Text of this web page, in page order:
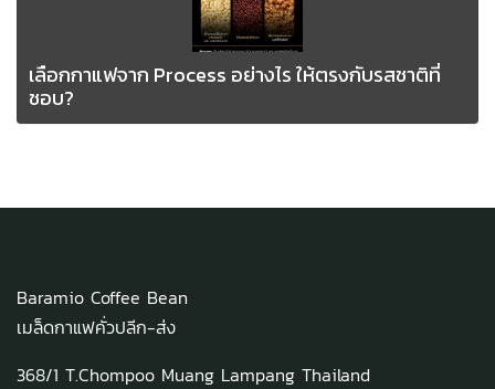
เลือกกาแฟจาก Process อย่างไร ให้ตรงกับรสชาติที่
ชอบ? ️
Baramio Coffee Bean
เมล็ดกาแฟคั่วปลีก-ส่ง
368/1 T.Chompoo Muang Lampang Thailand